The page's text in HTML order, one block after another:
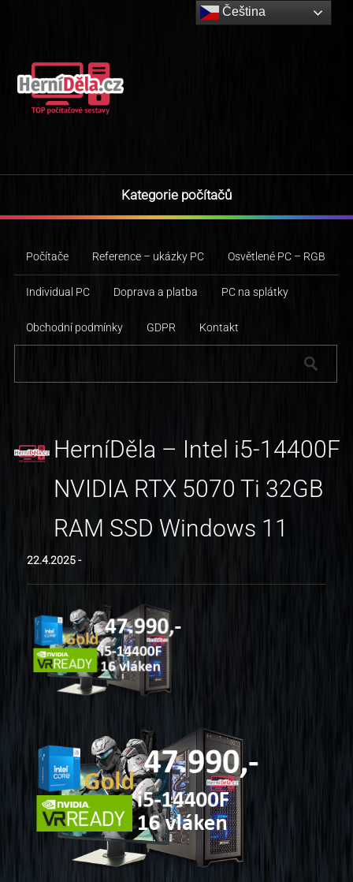
Kategorie počítačů
Počítače Reference – ukázky PC Osvětlené PC – RGB
Individual PC Doprava a platba PC na splátky
Obchodní podmínky GDPR Kontakt
HerníDěla – Intel i5-14400F
NVIDIA RTX 5070 Ti 32GB
RAM SSD Windows 11
22.4.2025 -
Čeština‎